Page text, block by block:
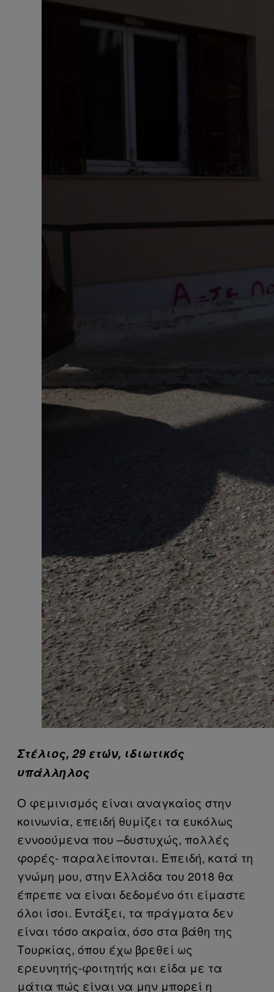
Στέλιος, 29 ετών, ιδιωτικός
υπάλληλος
Ο φεμινισμός είναι αναγκαίος στην
κοινωνία, επειδή θυμίζει τα ευκόλως
εννοούμενα που –δυστυχώς, πολλές
φορές- παραλείπονται. Επειδή, κατά τη
γνώμη μου, στην Ελλάδα του 2018 θα
έπρεπε να είναι δεδομένο ότι είμαστε
όλοι ίσοι. Εντάξει, τα πράγματα δεν
είναι τόσο ακραία, όσο στα βάθη της
Τουρκίας, όπου έχω βρεθεί ως
ερευνητής-φοιτητής και είδα με τα
μάτια πώς είναι να μην μπορεί η